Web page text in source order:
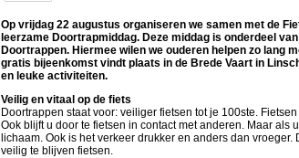
Op vrijdag 22 augustus organiseren we samen met de
leerzame Doortrapmiddag. Deze middag is onderdeel
Doortrappen. Hiermee wilen we ouderen helpen zo lang
gratis bijeenkomst vindt plaats in de Brede Vaart in
en leuke activiteiten.
Veilig en vitaal op de fiets
Doortrappen staat voor: veiliger fietsen tot je 100ste.
Ook blijft u door te fietsen in contact met anderen. Maar als
lichaam. Ook is het verkeer drukker en anders dan vroeger.
veilig te blijven fietsen.